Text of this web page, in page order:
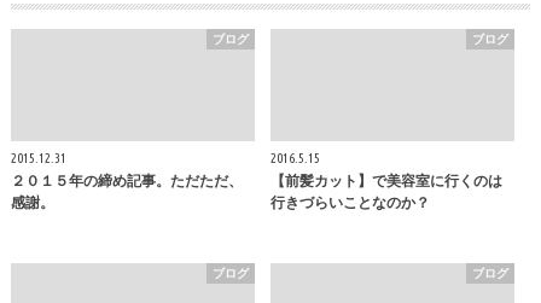
ブログ
2015.12.31
２０１５年の締め記事。ただただ、
感謝。
ブログ
2016.5.15
【前髪カット】で美容室に行くのは
行きづらいことなのか？
ブログ ブログ